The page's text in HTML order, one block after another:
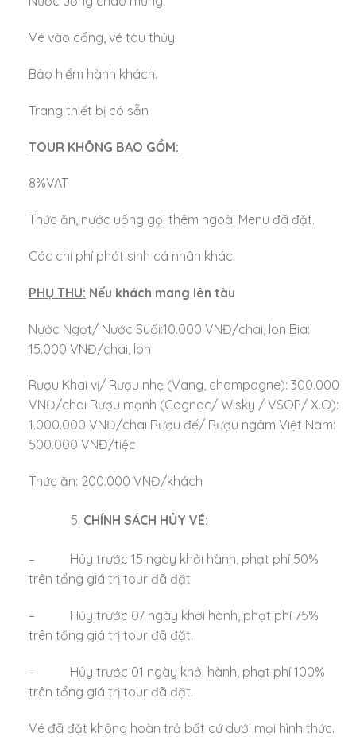
Vé vào cổng, vé tàu thủy.
Bảo hiểm hành khách.
Trang thiết bị có sẵn
TOUR KHÔNG BAO GỒM:
8%VAT
Thức ăn, nước uống gọi thêm ngoài Menu đã đặt.
Các chi phí phát sinh cá nhân khác.
PHỤ THU: Nếu khách mang lên tàu
Nước Ngọt/ Nước Suối:10.000 VNĐ/chai, lon Bia:
15.000 VNĐ/chai, lon
Rượu Khai vị/ Rượu nhẹ (Vang, champagne): 300.000
VNĐ/chai Rượu mạnh (Cognac/ Wisky / VSOP/ X.O):
1.000.000 VNĐ/chai Rượu đế/ Rượu ngâm Việt Nam:
500.000 VNĐ/tiệc
Thức ăn: 200.000 VNĐ/khách
CHÍNH SÁCH HỦY VÉ:
– Hủy trước 15 ngày khởi hành, phạt phí 50%
trên tổng giá trị tour đã đặt
– Hủy trước 07 ngày khởi hành, phạt phí 75%
trên tổng giá trị tour đã đặt.
– Hủy trước 01 ngày khởi hành, phạt phí 100%
trên tổng giá trị tour đã đặt.
Vé đã đặt không hoàn trả bất cứ dưới mọi hình thức.